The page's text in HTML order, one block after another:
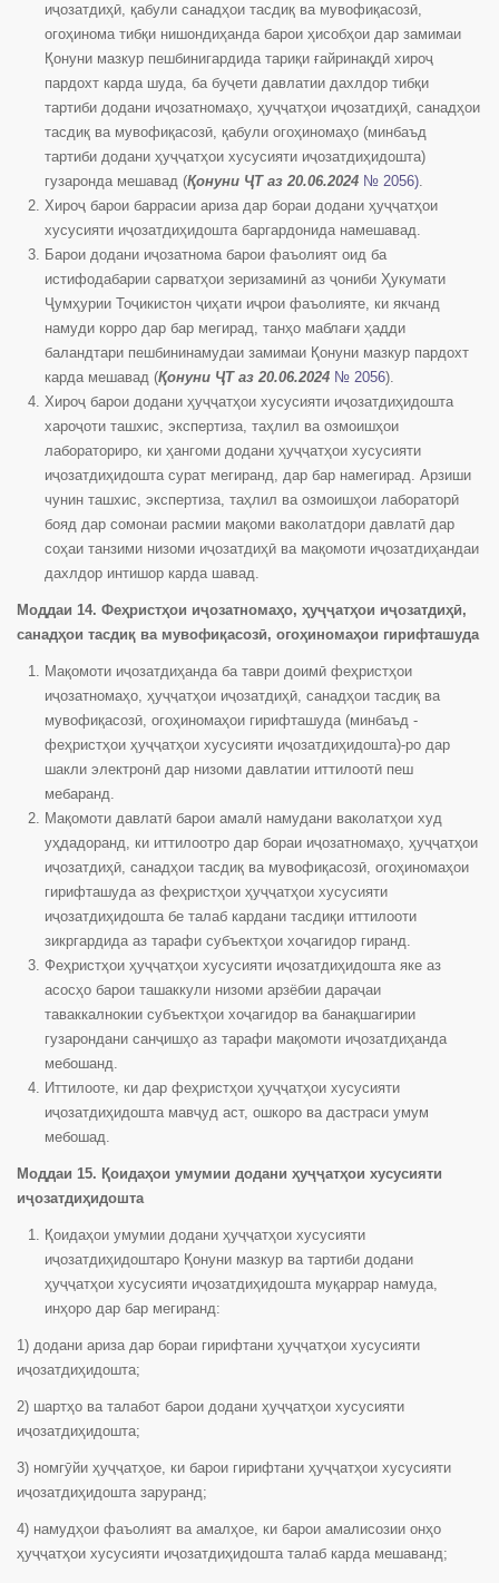
иҷозатдиҳӣ, қабули санадҳои тасдиқ ва мувофиқасозӣ,
огоҳинома тибқи нишондиҳанда барои ҳисобҳои дар замимаи
Қонуни мазкур пешбинигардида тариқи ғайринақдӣ хироҷ
пардохт карда шуда, ба буҷети давлатии дахлдор тибқи
тартиби додани иҷозатномаҳо, ҳуҷҷатҳои иҷозатдиҳӣ, санадҳои
тасдиқ ва мувофиқасозӣ, қабули огоҳиномаҳо (минбаъд
тартиби додани ҳуҷҷатҳои хусусияти иҷозатдиҳидошта)
гузаронда мешавад (Қонуни ҶТ аз 20.06.2024 № 2056).
Хироҷ барои баррасии ариза дар бораи додани ҳуҷҷатҳои
хусусияти иҷозатдиҳидошта баргардонида намешавад.
Барои додани иҷозатнома барои фаъолият оид ба
истифодабарии сарватҳои зеризаминӣ аз ҷониби Ҳукумати
Ҷумҳурии Тоҷикистон ҷиҳати иҷрои фаъолияте, ки якчанд
намуди корро дар бар мегирад, танҳо маблағи ҳадди
баландтари пешбининамудаи замимаи Қонуни мазкур пардохт
карда мешавад (Қонуни ҶТ аз 20.06.2024 № 2056).
Хироҷ барои додани ҳуҷҷатҳои хусусияти иҷозатдиҳидошта
хароҷоти ташхис, экспертиза, таҳлил ва озмоишҳои
лабораториро, ки ҳангоми додани ҳуҷҷатҳои хусусияти
иҷозатдиҳидошта сурат мегиранд, дар бар намегирад. Арзиши
чунин ташхис, экспертиза, таҳлил ва озмоишҳои лабораторӣ
бояд дар сомонаи расмии мақоми ваколатдори давлатӣ дар
соҳаи танзими низоми иҷозатдиҳӣ ва мақомоти иҷозатдиҳандаи
дахлдор интишор карда шавад.
Моддаи 14. Феҳристҳои иҷозатномаҳо, ҳуҷҷатҳои иҷозатдиҳӣ,
санадҳои тасдиқ ва мувофиқасозӣ, огоҳиномаҳои гирифташуда
Мақомоти иҷозатдиҳанда ба таври доимӣ феҳристҳои
иҷозатномаҳо, ҳуҷҷатҳои иҷозатдиҳӣ, санадҳои тасдиқ ва
мувофиқасозӣ, огоҳиномаҳои гирифташуда (минбаъд -
феҳристҳои ҳуҷҷатҳои хусусияти иҷозатдиҳидошта)-ро дар
шакли электронӣ дар низоми давлатии иттилоотӣ пеш
мебаранд.
Мақомоти давлатӣ барои амалӣ намудани ваколатҳои худ
уҳдадоранд, ки иттилоотро дар бораи иҷозатномаҳо, ҳуҷҷатҳои
иҷозатдиҳӣ, санадҳои тасдиқ ва мувофиқасозӣ, огоҳиномаҳои
гирифташуда аз феҳристҳои ҳуҷҷатҳои хусусияти
иҷозатдиҳидошта бе талаб кардани тасдиқи иттилооти
зикргардида аз тарафи субъектҳои хоҷагидор гиранд.
Феҳристҳои ҳуҷҷатҳои хусусияти иҷозатдиҳидошта яке аз
асосҳо барои ташаккули низоми арзёбии дараҷаи
таваккалнокии субъектҳои хоҷагидор ва банақшагирии
гузарондани санҷишҳо аз тарафи мақомоти иҷозатдиҳанда
мебошанд.
Иттилооте, ки дар феҳристҳои ҳуҷҷатҳои хусусияти
иҷозатдиҳидошта мавҷуд аст, ошкоро ва дастраси умум
мебошад.
Моддаи 15. Қоидаҳои умумии додани ҳуҷҷатҳои хусусияти
иҷозатдиҳидошта
Қоидаҳои умумии додани ҳуҷҷатҳои хусусияти
иҷозатдиҳидоштаро Қонуни мазкур ва тартиби додани
ҳуҷҷатҳои хусусияти иҷозатдиҳидошта муқаррар намуда,
инҳоро дар бар мегиранд:
1) додани ариза дар бораи гирифтани ҳуҷҷатҳои хусусияти
иҷозатдиҳидошта;
2) шартҳо ва талабот барои додани ҳуҷҷатҳои хусусияти
иҷозатдиҳидошта;
3) номгӯйи ҳуҷҷатҳое, ки барои гирифтани ҳуҷҷатҳои хусусияти
иҷозатдиҳидошта заруранд;
4) намудҳои фаъолият ва амалҳое, ки барои амалисозии онҳо
ҳуҷҷатҳои хусусияти иҷозатдиҳидошта талаб карда мешаванд;